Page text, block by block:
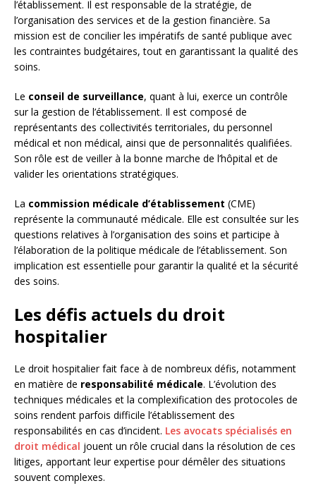
l’établissement. Il est responsable de la stratégie, de
l’organisation des services et de la gestion financière. Sa
mission est de concilier les impératifs de santé publique avec
les contraintes budgétaires, tout en garantissant la qualité des
soins.
Le conseil de surveillance, quant à lui, exerce un contrôle
sur la gestion de l’établissement. Il est composé de
représentants des collectivités territoriales, du personnel
médical et non médical, ainsi que de personnalités qualifiées.
Son rôle est de veiller à la bonne marche de l’hôpital et de
valider les orientations stratégiques.
La commission médicale d’établissement (CME)
représente la communauté médicale. Elle est consultée sur les
questions relatives à l’organisation des soins et participe à
l’élaboration de la politique médicale de l’établissement. Son
implication est essentielle pour garantir la qualité et la sécurité
des soins.
Les défis actuels du droit
hospitalier
Le droit hospitalier fait face à de nombreux défis, notamment
en matière de responsabilité médicale. L’évolution des
techniques médicales et la complexification des protocoles de
soins rendent parfois difficile l’établissement des
responsabilités en cas d’incident. Les avocats spécialisés en
droit médical jouent un rôle crucial dans la résolution de ces
litiges, apportant leur expertise pour démêler des situations
souvent complexes.